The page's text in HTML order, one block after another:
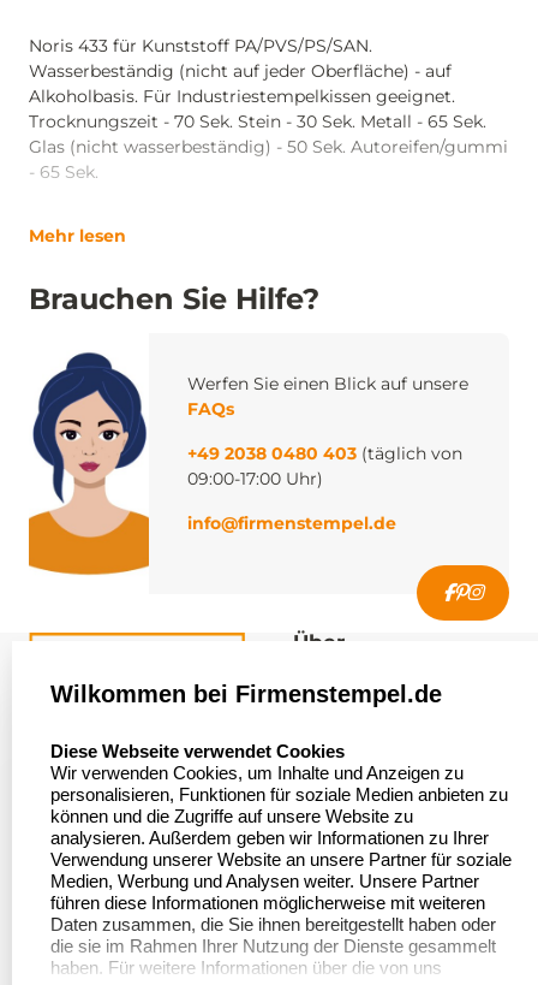
Noris 433 für Kunststoff PA/PVS/PS/SAN.
Wasserbeständig (nicht auf jeder Oberfläche) - auf
Alkoholbasis. Für Industriestempelkissen geeignet.
Trocknungszeit - 70 Sek. Stein - 30 Sek. Metall - 65 Sek.
Glas (nicht wasserbeständig) - 50 Sek. Autoreifen/gummi
- 65 Sek.
Mehr lesen
Brauchen Sie Hilfe?
Werfen Sie einen Blick auf unsere
FAQs
+49 2038 0480 403 (täglich von
09:00-17:00 Uhr)
info@firmenstempel.de
Asterlager Straße 97
47228 Duisburg
Deutschland
Über
Über uns
Bewerten Sie uns
Sitemap
Stempel in
Deutschland
Informationen Kundenservice
Wilkommen bei Firmenstempel.de
Diese Webseite verwendet Cookies
Wir verwenden Cookies, um Inhalte und Anzeigen zu
personalisieren, Funktionen für soziale Medien anbieten zu
können und die Zugriffe auf unsere Website zu
analysieren. Außerdem geben wir Informationen zu Ihrer
Verwendung unserer Website an unsere Partner für soziale
Medien, Werbung und Analysen weiter. Unsere Partner
führen diese Informationen möglicherweise mit weiteren
Daten zusammen, die Sie ihnen bereitgestellt haben oder
die sie im Rahmen Ihrer Nutzung der Dienste gesammelt
haben. Für weitere Informationen über die von uns